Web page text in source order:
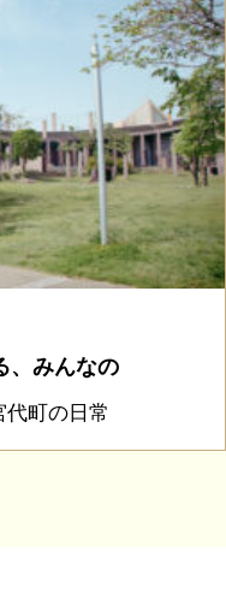
、みんなの
代町の日常